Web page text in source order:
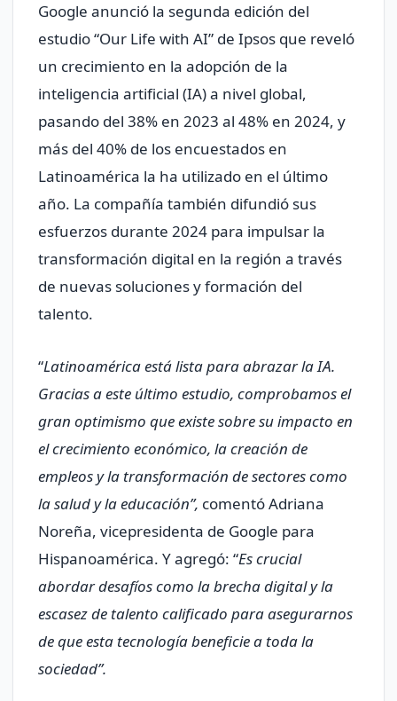
Google anunció la segunda edición del
estudio “Our Life with AI” de Ipsos que reveló
un crecimiento en la adopción de la
inteligencia artificial (IA) a nivel global,
pasando del 38% en 2023 al 48% en 2024, y
más del 40% de los encuestados en
Latinoamérica la ha utilizado en el último
año. La compañía también difundió sus
esfuerzos durante 2024 para impulsar la
transformación digital en la región a través
de nuevas soluciones y formación del
talento.
“Latinoamérica está lista para abrazar la IA.
Gracias a este último estudio, comprobamos el
gran optimismo que existe sobre su impacto en
el crecimiento económico, la creación de
empleos y la transformación de sectores como
la salud y la educación”, comentó Adriana
Noreña, vicepresidenta de Google para
Hispanoamérica. Y agregó: “Es crucial
abordar desafíos como la brecha digital y la
escasez de talento calificado para asegurarnos
de que esta tecnología beneficie a toda la
sociedad”.